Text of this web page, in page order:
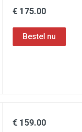
€ 175.00
€ 159.00